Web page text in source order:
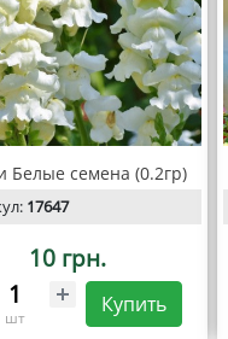
Белые семена (0.2гр)
17647
10 грн.
шт
Купить